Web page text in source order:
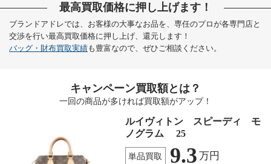
最高買取価格に押し上げます！
ブランドアドレでは、お客様の大事なお品を、専任のプロが各専門店と
交渉を行い最高買取価格に押し上げ、還元します！
バッグ・財布買取実績も豊富なので、ぜひご相談ください。
キャンペーン買取額とは？
一回の商品が多ければ買取額がアップ！
ルイヴィトン スピーディ モ
ノグラム 25
単品買取 9.3 万円